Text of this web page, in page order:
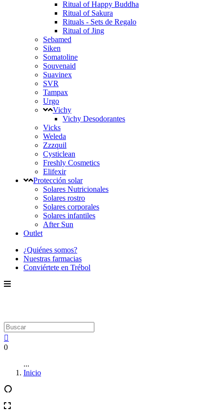
Ritual of Happy Buddha
Ritual of Sakura
Rituals - Sets de Regalo
Ritual of Jing
Sebamed
Siken
Somatoline
Souvenaid
Suavinex
SVR
Tampax
Urgo
Vichy
Vichy Desodorantes
Vicks
Weleda
Zzzquil
Cysticlean
Freshly Cosmetics
Elifexir
Protección solar
Solares Nutricionales
Solares rostro
Solares corporales
Solares infantiles
After Sun
Outlet
¿Quiénes somos?
Nuestras farmacias
Conviértete en Trébol
0
...
Inicio